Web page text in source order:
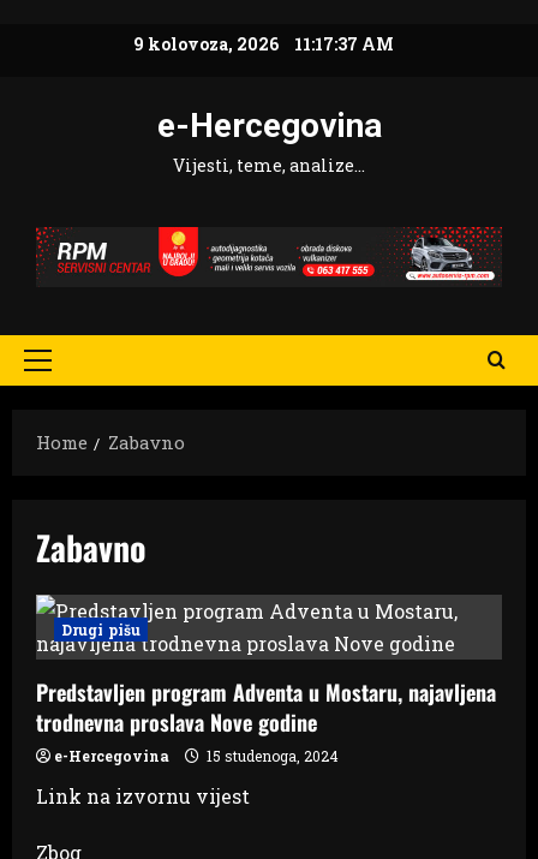
9 kolovoza, 2026 11:17:38 AM
e-Hercegovina
Vijesti, teme, analize…
Primary
Home
Zabavno
Zabavno
Drugi pišu
Predstavljen program Adventa u Mostaru, najavljena
trodnevna proslava Nove godine
e-Hercegovina 15 studenoga, 2024
Link na izvornu vijest
Zbog